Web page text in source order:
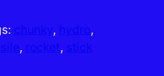
chunky, hydro
, rocket, stick